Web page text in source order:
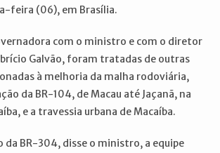
feira (06), em Brasília.
com o ministro e com o diretor
Galvão, foram tratadas de outras
à melhoria da malha rodoviária,
da BR-104, de Macau até Jaçanã, na
e a travessia urbana de Macaíba.
da BR-304, disse o ministro, a equipe